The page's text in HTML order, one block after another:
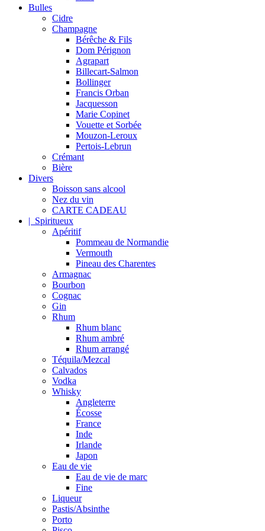
Bulles
Cidre
Champagne
Bérêche & Fils
Dom Pérignon
Agrapart
Billecart-Salmon
Bollinger
Francis Orban
Jacquesson
Marie Copinet
Vouette et Sorbée
Mouzon-Leroux
Pertois-Lebrun
Crémant
Bière
Divers
Boisson sans alcool
Nez du vin
CARTE CADEAU
| Spiritueux
Apéritif
Pommeau de Normandie
Vermouth
Pineau des Charentes
Armagnac
Bourbon
Cognac
Gin
Rhum
Rhum blanc
Rhum ambré
Rhum arrangé
Téquila/Mezcal
Calvados
Vodka
Whisky
Angleterre
Écosse
France
Inde
Irlande
Japon
Eau de vie
Eau de vie de marc
Fine
Liqueur
Pastis/Absinthe
Porto